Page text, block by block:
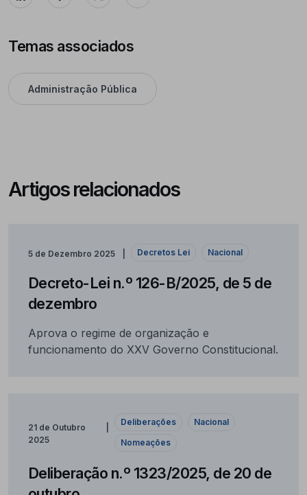
Temas associados
Administração Pública
Artigos relacionados
5 de Dezembro 2025 Decretos Lei Nacional
Decreto-Lei n.º 126-B/2025, de 5 de
dezembro
Aprova o regime de organização e
funcionamento do XXV Governo Constitucional.
21 de Outubro
2025
Deliberações
Nacional
Nomeações
Deliberação n.º 1323/2025, de 20 de